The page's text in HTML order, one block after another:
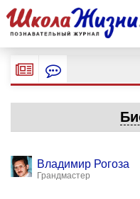
Владимир Рогоза
Грандмастер